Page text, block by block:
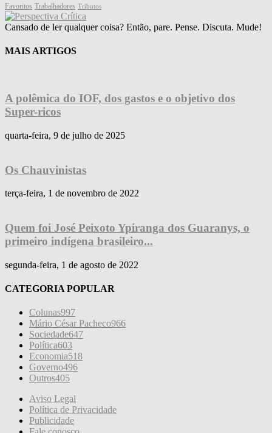
Favoritos Trabalhadores Tributos
Cansado de ler qualquer coisa? Então, pare. Pense. Discuta. Mude!
MAIS ARTIGOS
A polêmica do IOF, dos gastos e o objetivo dos
Super-ricos
quarta-feira, 9 de julho de 2025
Os Chauvinistas
terça-feira, 1 de novembro de 2022
Quem foi José Peixoto Ypiranga dos Guaranys, o
primeiro indígena brasileiro...
segunda-feira, 1 de agosto de 2022
CATEGORIA POPULAR
Colunas997
Mário César Pacheco966
Sociedade647
Política603
Economia518
Governo496
Outros405
Aviso Legal
Política de Privacidade
Publicidade